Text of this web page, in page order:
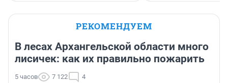
РЕКОМЕНДУЕМ
В лесах Архангельской области много
лисичек: как их правильно пожарить
5 часов 7 122 4